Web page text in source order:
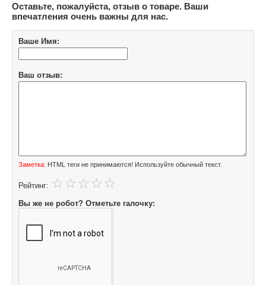
Оставьте, пожалуйста, отзыв о товаре. Ваши
впечатления очень важны для нас.
Ваше Имя:
Ваш отзыв:
Заметка: HTML теги не принимаются! Используйте обычный текст.
Рейтинг:
Вы же не робот? Отметьте галочку: